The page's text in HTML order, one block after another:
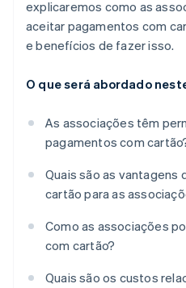
explicaremos como as
aceitar pagamentos com
e benefícios de fazer isso.
O que será abordado
As associações têm
pagamentos com
Quais são as vantagens
cartão para as
Como as associações
com cartão?
Quais são os custos